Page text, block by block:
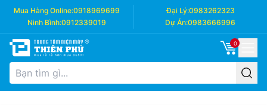
Mua Hàng Online:0918969699 Đại Lý:0983262323
Ninh Bình:0912339019 Dự Án:0983666996
0